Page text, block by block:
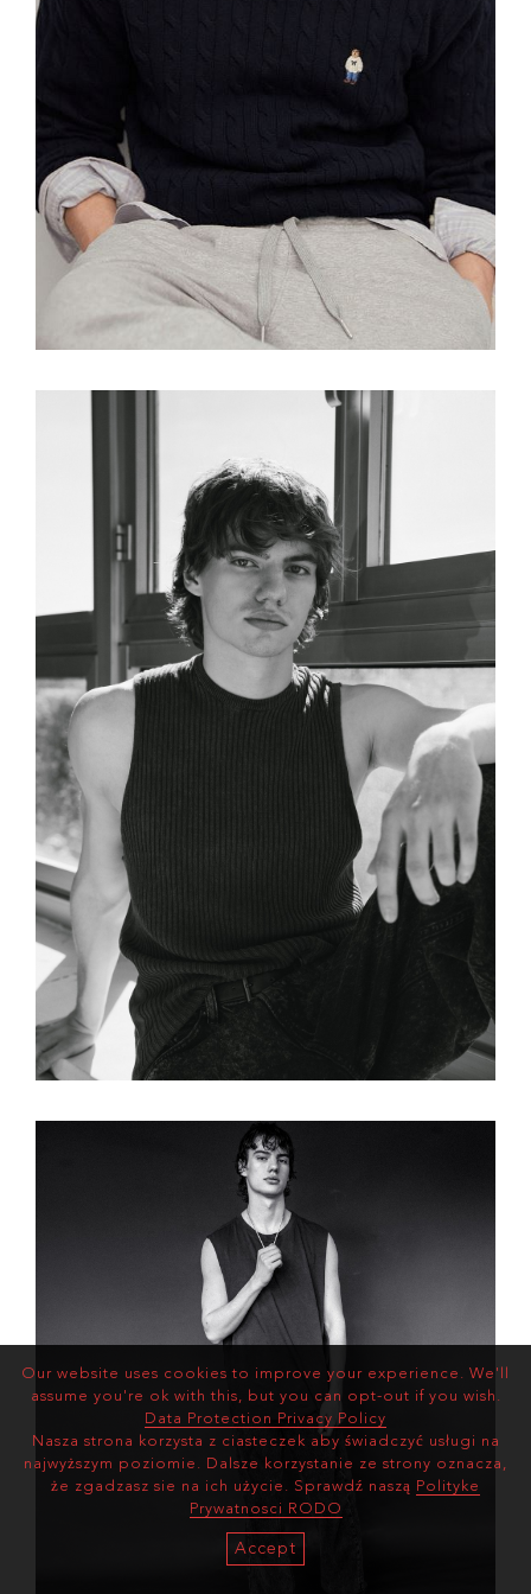
Our website uses cookies to improve your experience. We'll
assume you're ok with this, but you can opt-out if you wish.
Data Protection Privacy Policy
Nasza strona korzysta z ciasteczek aby świadczyć usługi na
najwyższym poziomie. Dalsze korzystanie ze strony oznacza,
że zgadzasz sie na ich użycie. Sprawdź naszą Polityke
Prywatnosci RODO
Accept